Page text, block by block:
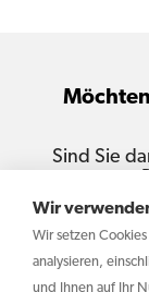
Wir
Wir setzen
analysieren,
und Ihnen auf Ihr
Sind Sie